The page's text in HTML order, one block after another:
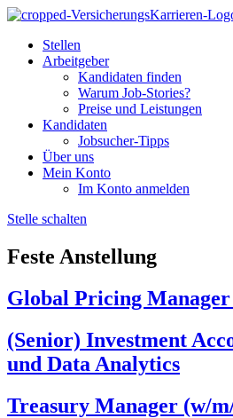
Stellen
Arbeitgeber
Kandidaten finden
Warum Job-Stories?
Preise und Leistungen
Kandidaten
Jobsucher-Tipps
Über uns
Mein Konto
Im Konto anmelden
Stelle schalten
Feste Anstellung
Global Pricing
(Senior) Investment
und Data Analytics
Treasury Manager (w/